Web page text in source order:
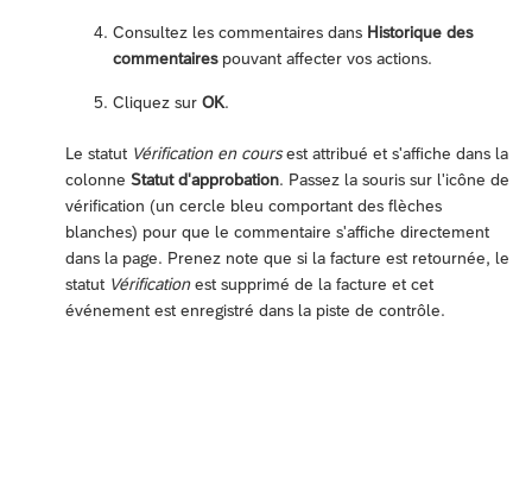
Consultez les commentaires dans Historique des
commentairespouvant affecter vos actions.
Cliquez sur OK.
Le statut Vérification en coursest attribué et s'affiche dans la
colonne Statut d'approbation. Passez la souris sur l'icône de
vérification (un cercle bleu comportant des flèches
blanches) pour que le commentaire s'affiche directement
dans la page. Prenez note que si la facture est retournée, le
statut Vérificationest supprimé de la facture et cet
événement est enregistré dans la piste de contrôle.